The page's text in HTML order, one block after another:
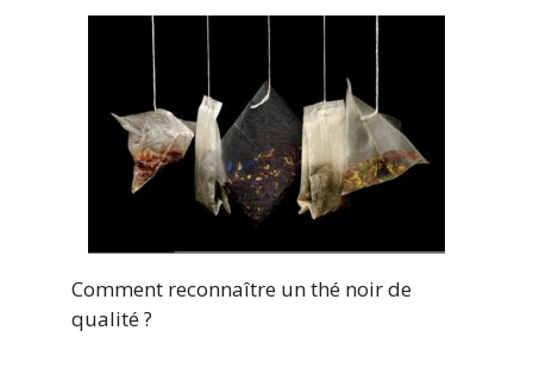
Comment reconnaître un thé noir de
qualité ?